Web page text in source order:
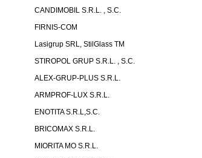
CANDIMOBIL S.R.L. , S.C.
FIRNIS-COM
Lasigrup SRL, StilGlass TM
STIROPOL GRUP S.R.L. , S.C.
ALEX-GRUP-PLUS S.R.L.
ARMPROF-LUX S.R.L.
ENOTITA S.R.L,S.C.
BRICOMAX S.R.L.
MIORITA MO S.R.L.